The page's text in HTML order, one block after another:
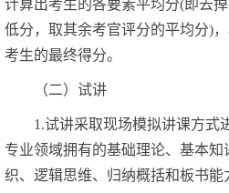
计算出考生的各要素平均分(即去
低分，取其余考官评分的平均分)
考生的最终得分。
（二）试讲
1.试讲采取现场模拟讲课方式
专业领域拥有的基础理论、基本知
织、逻辑思维、归纳概括和板书能